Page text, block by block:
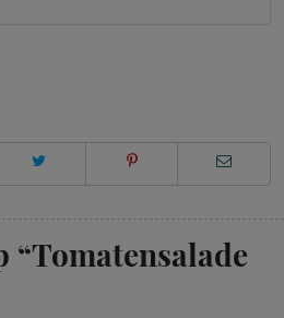
“Tomatensalade